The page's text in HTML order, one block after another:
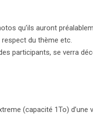
qu’ils auront
du thème etc.
participants, se verra
(capacité 1To) d’une